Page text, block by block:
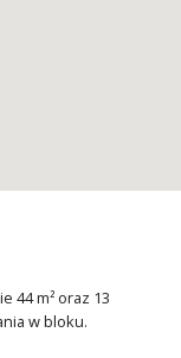
44 m² oraz 13
w bloku.